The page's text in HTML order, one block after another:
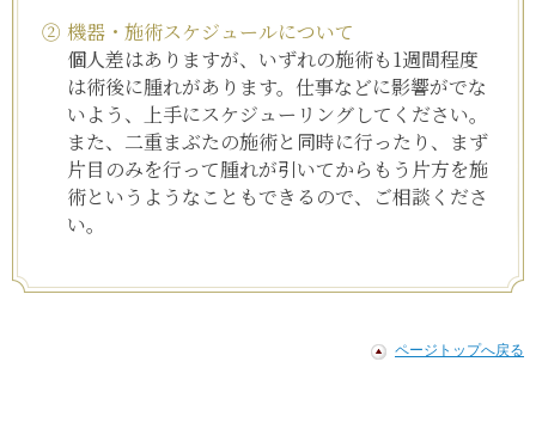
② 機器・施術スケジュールについて
個人差はありますが、いずれの施術も1週間程度
は術後に腫れがあります。仕事などに影響がでな
いよう、上手にスケジューリングしてください。
また、二重まぶたの施術と同時に行ったり、まず
片目のみを行って腫れが引いてからもう片方を施
術というようなこともできるので、ご相談くださ
い。
ページトップへ戻る